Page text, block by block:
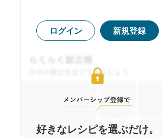
ログイン 新規登録
好きなレシピを選ぶだけ。